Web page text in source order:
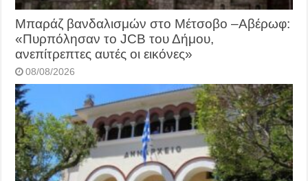
Μπαράζ βανδαλισμών στο Μέτσοβο –Αβέρωφ:
«Πυρπόλησαν το JCB του Δήμου,
ανεπίτρεπτες αυτές οι εικόνες»
08/08/2026